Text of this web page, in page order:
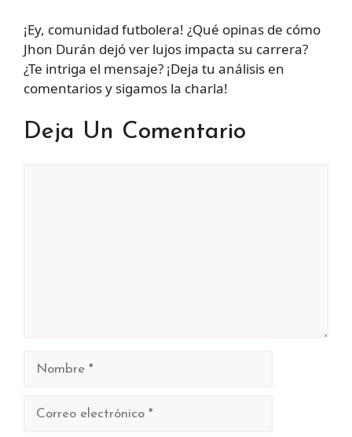
¡Ey, comunidad futbolera! ¿Qué opinas de cómo
Jhon Durán dejó ver lujos impacta su carrera?
¿Te intriga el mensaje? ¡Deja tu análisis en
comentarios y sigamos la charla!
Deja Un Comentario
Nombre